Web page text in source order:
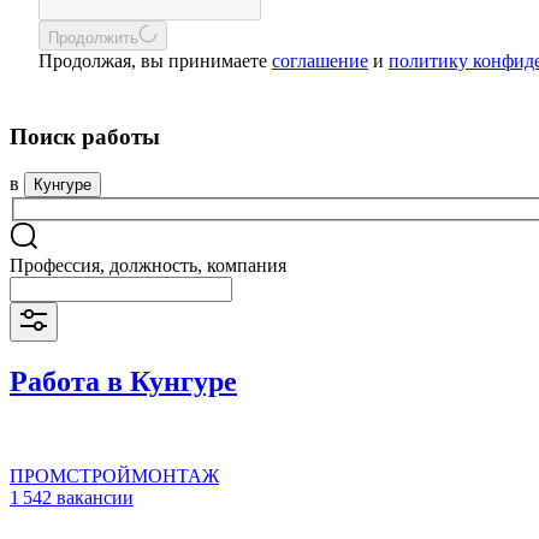
Продолжить
Продолжая, вы принимаете соглашение и политику
Поиск работы
в Кунгуре
Профессия, должность, компания
Работа в Кунгуре
ПРОМСТРОЙМОНТАЖ
1 542 вакансии